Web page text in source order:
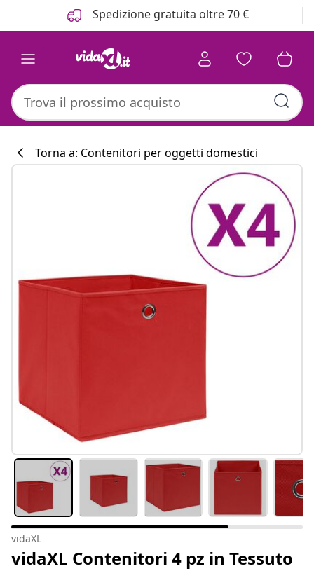
Spedizione gratuita oltre 70 €
Torna a: Contenitori per oggetti domestici
vidaXL
vidaXL Contenitori 4 pz in Tessuto